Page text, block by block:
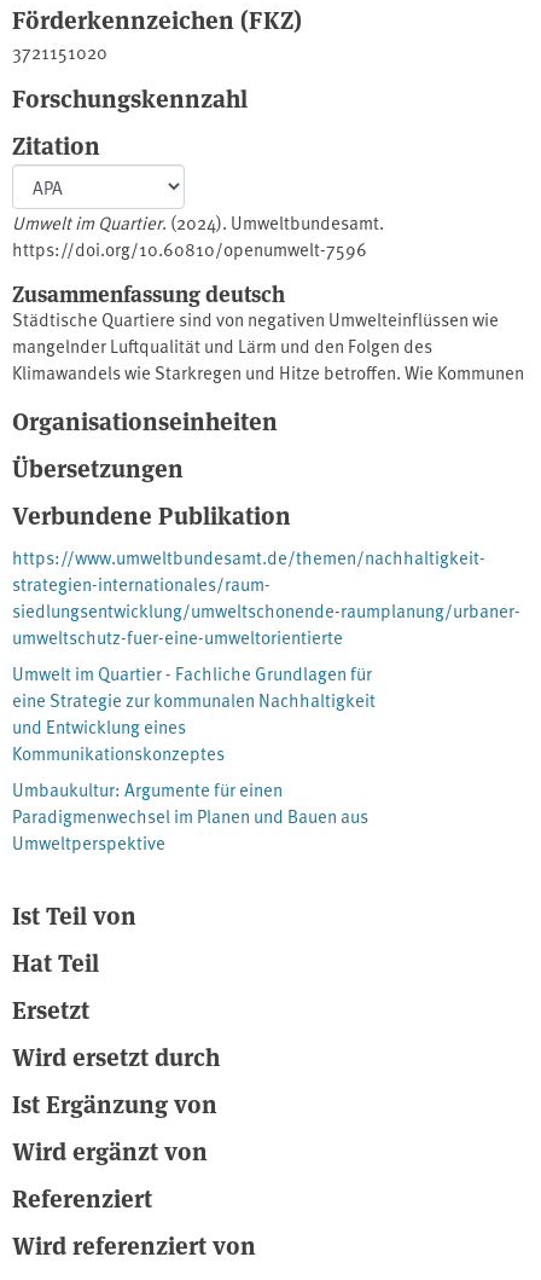
Förderkennzeichen (FKZ)
3721151020
Forschungskennzahl
Zitation
Umwelt im Quartier. (2024). Umweltbundesamt.
https://doi.org/10.60810/openumwelt-7596
Zusammenfassung deutsch
Städtische Quartiere sind von negativen Umwelteinflüssen wie
mangelnder Luftqualität und Lärm und den Folgen des
Klimawandels wie Starkregen und Hitze betroffen. Wie Kommunen
stellt diese Broschüre beispielhaft dar. Es werden Maßnahmen
aufgezeigt, mit denen Freiräume und Gebäude so qualifiziert
werden können, dass bestehende Quartiere lebenswerter und
resilienter werden. Anhand von unterschiedlichen Fallbeispielen
wird veranschaulicht, wie Verwaltungen sowie öffentliche und
private Akteure mit angepassten baulichen, planerischen,
instrumentellen und verfahrensseitigen Ansätzen städtische
Quartiere entwickeln können, um die Umwelt- und Lebensqualität
zu verbessern. Die Erkenntnisse aus der Untersuchung der
Fallbeispiele werden in einer Gesamtschau zusammengefasst.
Abschließend zeigen fachliche und instrumentelle
Handlungsempfehlungen, wie Bestandsquartiere resilient
umgebaut werden können.
Organisationseinheiten
Übersetzungen
Verbundene Publikation
https://www.umweltbundesamt.de/themen/nachhaltigkeit-
strategien-internationales/raum-
siedlungsentwicklung/umweltschonende-raumplanung/urbaner-
umweltschutz-fuer-eine-umweltorientierte
Umwelt im Quartier - Fachliche Grundlagen für
eine Strategie zur kommunalen Nachhaltigkeit
und Entwicklung eines
Kommunikationskonzeptes
Umbaukultur: Argumente für einen
Paradigmenwechsel im Planen und Bauen aus
Umweltperspektive
Ist Teil von
Hat Teil
Ersetzt
Wird ersetzt durch
Ist Ergänzung von
Wird ergänzt von
Referenziert
Wird referenziert von